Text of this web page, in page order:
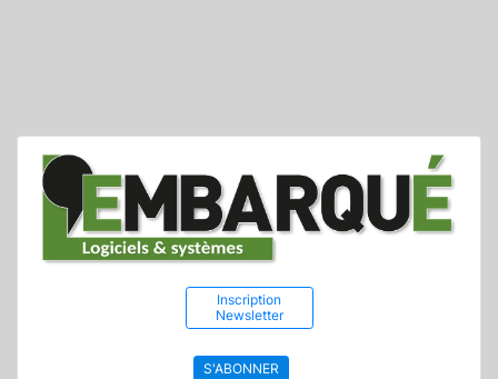
Inscription
Newsletter
S'ABONNER